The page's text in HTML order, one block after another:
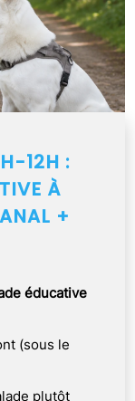
12H :
À
+
éducative
(sous le
plutôt